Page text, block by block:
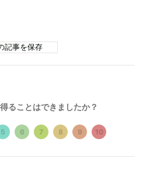
記事を保存
ることはできましたか？
5 6 7 8 9 10